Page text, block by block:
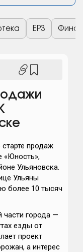
ЕРЗ
продаж
«Юность»,
Ульяновска.
Ульяны
более 10 тысяч
части города —
езды от
проект
а интерес